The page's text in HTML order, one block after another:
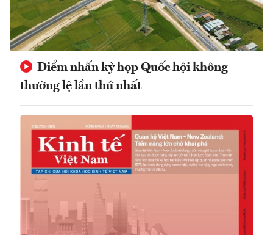
Điểm nhấn kỳ họp Quốc hội không
thường lệ lần thứ nhất